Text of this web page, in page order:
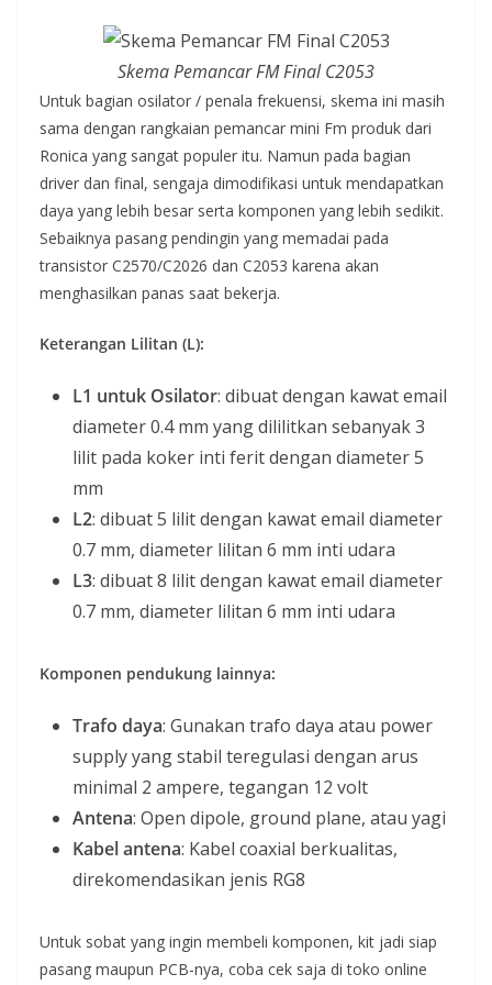
Skema Pemancar FM Final C2053
Untuk bagian osilator / penala frekuensi, skema ini masih
sama dengan rangkaian pemancar mini Fm produk dari
Ronica yang sangat populer itu. Namun pada bagian
driver dan final, sengaja dimodifikasi untuk mendapatkan
daya yang lebih besar serta komponen yang lebih sedikit.
Sebaiknya pasang pendingin yang memadai pada
transistor C2570/C2026 dan C2053 karena akan
menghasilkan panas saat bekerja.
Keterangan Lilitan (L):
L1 untuk Osilator: dibuat dengan kawat email
diameter 0.4 mm yang dililitkan sebanyak 3
lilit pada koker inti ferit dengan diameter 5
mm
L2: dibuat 5 lilit dengan kawat email diameter
0.7 mm, diameter lilitan 6 mm inti udara
L3: dibuat 8 lilit dengan kawat email diameter
0.7 mm, diameter lilitan 6 mm inti udara
Komponen pendukung lainnya:
Trafo daya: Gunakan trafo daya atau power
supply yang stabil teregulasi dengan arus
minimal 2 ampere, tegangan 12 volt
Antena: Open dipole, ground plane, atau yagi
Kabel antena: Kabel coaxial berkualitas,
direkomendasikan jenis RG8
Untuk sobat yang ingin membeli komponen, kit jadi siap
pasang maupun PCB-nya, coba cek saja di toko online